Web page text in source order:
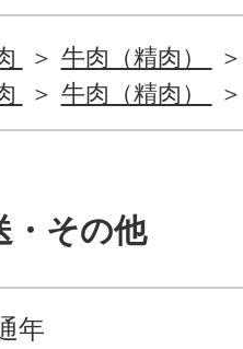
牛肉（精肉）
牛肉（精肉）
・その他
年